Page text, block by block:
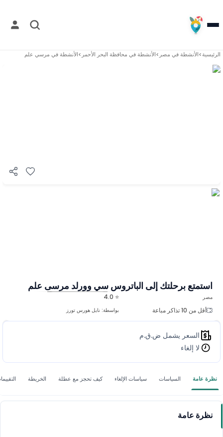
الرئيسية>الأنشطة في مصر >الأنشطة في محافظة البحر الأحمر >الأنشطة في مرسي علم
استمتع برحلتك إلى الباتروس سي وورلد مرسى علم
⭐ 4.0
أقل من 10 تذاكر مباعة
بواسطة: نايل هورس تورز
مصر
السعر يشمل ض.ق.م
لا إلغاء
نظرة عامة السياسات سياسات الإلغاء كيف تحجز مع عطلة الخريطة
نظرة عامة